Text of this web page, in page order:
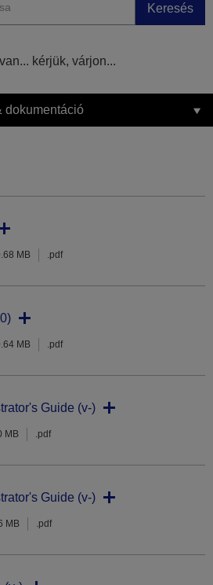
Keresés
kérjük, várjon...
dokumentáció
MB .pdf
MB .pdf
Guide (v-)
MB .pdf
Guide (v-)
MB .pdf